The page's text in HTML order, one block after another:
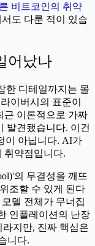
비트코인의 취약
도 다룬 적이 있습
어났나
한 디테일까지는 몰
이버시의 표준이
근 이론적으로 가짜
발견됐습니다. 이건
이 아닙니다. AI가
취약점입니다.
의 무결성을 깨뜨
조할 수 있게 된다
델 전체가 무너집
인플레이션의 난장
라지만, 진짜 핵심은
니다.